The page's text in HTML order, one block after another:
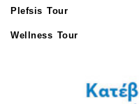
Plefsis Tour
Wellness Tour